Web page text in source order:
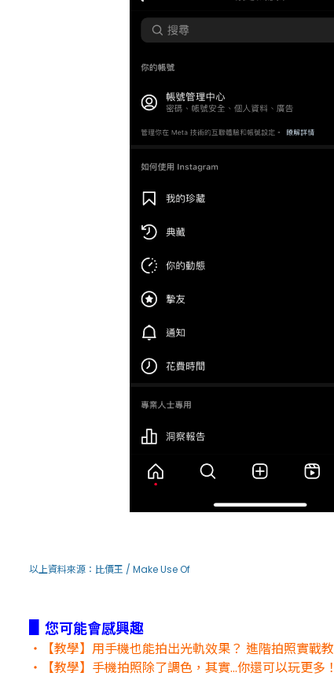
以上資料來源： 比價王 / Make Use Of
您可能會感興趣
・【教學】用手機也能拍出光軌效果？ 進階拍照實戰
・【教學】手機拍照除了調色，其實...你還可以玩更多！